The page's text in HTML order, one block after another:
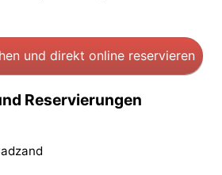
und direkt online reservieren
Reservierungen